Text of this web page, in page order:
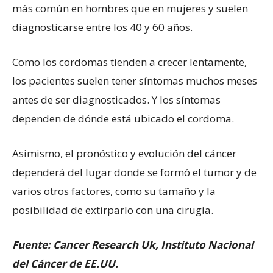
más común en hombres que en mujeres y suelen
diagnosticarse entre los 40 y 60 años.
Como los cordomas tienden a crecer lentamente,
los pacientes suelen tener síntomas muchos meses
antes de ser diagnosticados. Y los síntomas
dependen de dónde está ubicado el cordoma.
Asimismo, el pronóstico y evolución del cáncer
dependerá del lugar donde se formó el tumor y de
varios otros factores, como su tamaño y la
posibilidad de extirparlo con una cirugía.
Fuente: Cancer Research Uk, Instituto Nacional
del Cáncer de EE.UU.